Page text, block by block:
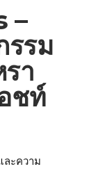
–
รรม
า
ชท์
ละความ